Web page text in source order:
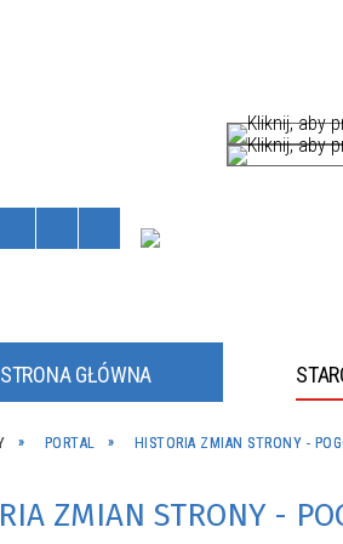
STRONA GŁÓWNA
kliknij,
kliknij,
PORTAL HISTORIA ZMIAN STRONY -
ZMIAN STRONY -